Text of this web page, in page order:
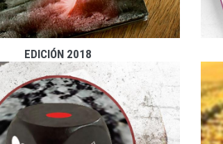
EDICIÓN 2018